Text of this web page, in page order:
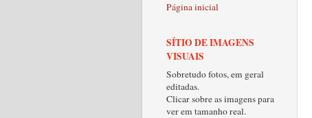
Página inicial
SÍTIO DE IMAGENS
VISUAIS
Sobretudo fotos, em geral
editadas.
Clicar sobre as imagens para
ver em tamanho real.